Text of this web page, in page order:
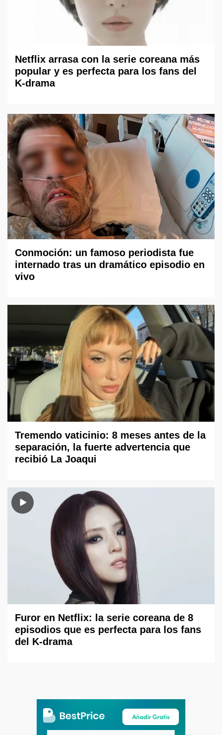
Netflix arrasa con la serie coreana más
popular y es perfecta para los fans del
K-drama
Conmoción: un famoso periodista fue
internado tras un dramático episodio en
vivo
Tremendo vaticinio: 8 meses antes de la
separación, la fuerte advertencia que
recibió La Joaqui
Furor en Netflix: la serie coreana de 8
episodios que es perfecta para los fans
del K-drama